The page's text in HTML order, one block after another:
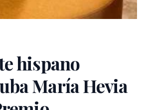
hispano
María Hevia